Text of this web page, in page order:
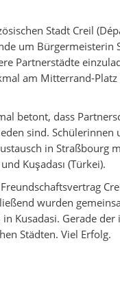
Stadt Creil
um
Partnerstädte
am Mitterrand-
betont, dass
sind.
in Straßbourg
Kuşadası (Türkei).
wurden
Kusadasi. Gerade
Städten. Viel Erfolg.